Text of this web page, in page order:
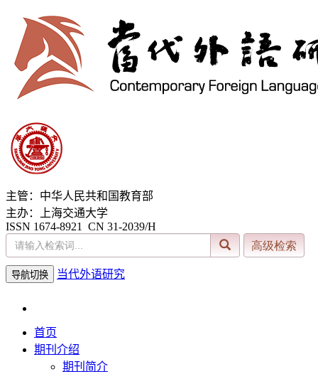
主管：中华人民共和国教育部
主办：上海交通大学
ISSN 1674-8921 CN 31-2039/H
导航切换 当代外语研究
首页
期刊介绍
期刊简介